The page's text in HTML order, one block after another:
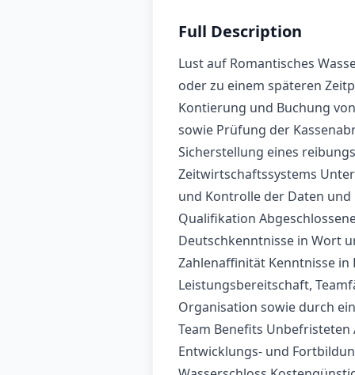
Full Description
Lust auf Romantisches
oder zu einem späteren
Kontierung und Buchung
sowie Prüfung der
Sicherstellung eines
Zeitwirtschaftssystems
und Kontrolle der Daten
Qualifikation
Deutschkenntnisse in Wort
Zahlenaffinität Kenntnisse in
Leistungsbereitschaft,
Organisation sowie durch
Team Benefits
Entwicklungs- und